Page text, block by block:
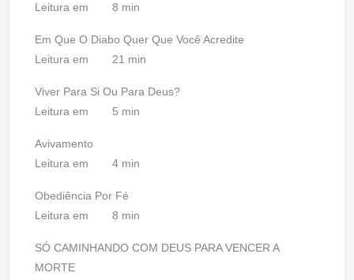
Leitura em
8 min
Em Que O Diabo Quer Que Você Acredite
Leitura em
21 min
Viver Para Si Ou Para Deus?
Leitura em
5 min
Avivamento
Leitura em
4 min
Obediência Por Fé
Leitura em
8 min
SÓ CAMINHANDO COM DEUS PARA VENCER A
MORTE